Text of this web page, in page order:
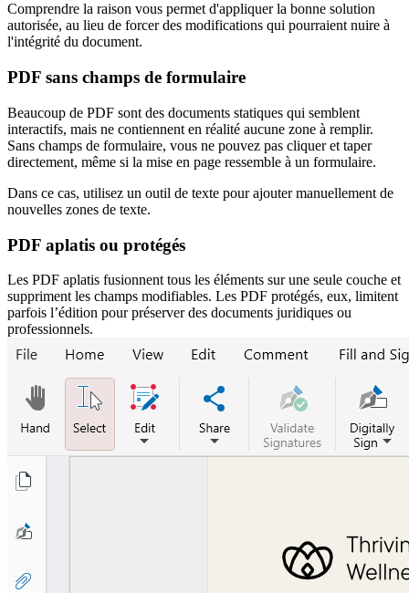
Comprendre la raison vous permet d'appliquer la bonne solution
autorisée, au lieu de forcer des modifications qui pourraient nuire à
l'intégrité du document.
PDF sans champs de formulaire
Beaucoup de PDF sont des documents statiques qui semblent
interactifs, mais ne contiennent en réalité aucune zone à remplir.
Sans champs de formulaire, vous ne pouvez pas cliquer et taper
directement, même si la mise en page ressemble à un formulaire.
Dans ce cas, utilisez un outil de texte pour ajouter manuellement de
nouvelles zones de texte.
PDF aplatis ou protégés
Les PDF aplatis fusionnent tous les éléments sur une seule couche et
suppriment les champs modifiables. Les PDF protégés, eux, limitent
parfois l’édition pour préserver des documents juridiques ou
professionnels.